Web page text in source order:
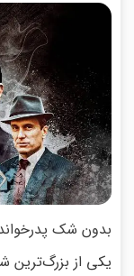
یکی از بزرگ‌ترین